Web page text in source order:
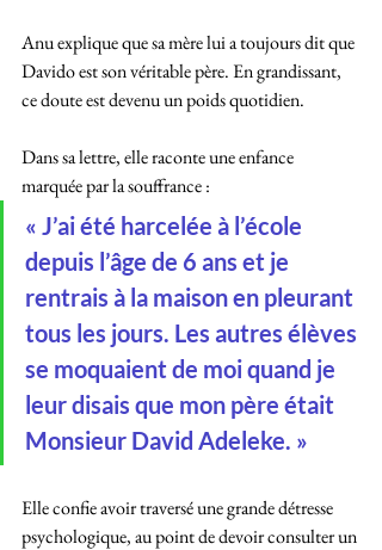
Anu explique que sa mère lui a toujours dit que
Davido est son véritable père. En grandissant,
ce doute est devenu un poids quotidien.
Dans sa lettre, elle raconte une enfance
marquée par la souffrance :
« J’ai été harcelée à l’école
depuis l’âge de 6 ans et je
rentrais à la maison en pleurant
tous les jours. Les autres élèves
se moquaient de moi quand je
leur disais que mon père était
Monsieur David Adeleke. »
Elle confie avoir traversé une grande détresse
psychologique, au point de devoir consulter un